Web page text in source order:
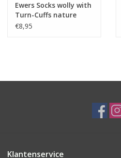
Ewers Socks wolly with
Turn-Cuffs nature
€8,95
Klantenservice